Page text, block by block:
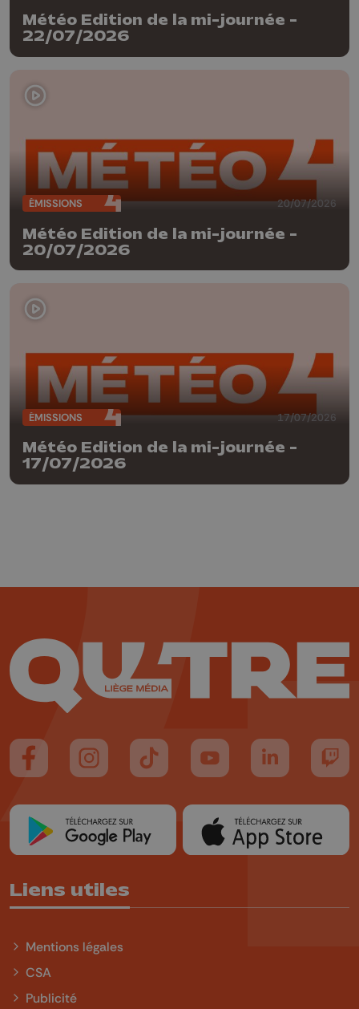
Météo Edition de la mi-journée -
22/07/2026
ÉMISSIONS 20/07/2026
Météo Edition de la mi-journée -
20/07/2026
ÉMISSIONS 17/07/2026
Météo Edition de la mi-journée -
17/07/2026
Suivez-nous sur FaceBook
Suivez-nous sur Instagram
Suivez-nous sur TikTok
Suivez-nous sur YouTube
Suivez-nous
Liens utiles
Mentions légales
CSA
Publicité